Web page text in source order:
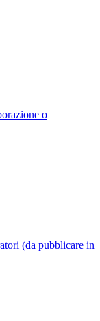
o
(da pubblicare in